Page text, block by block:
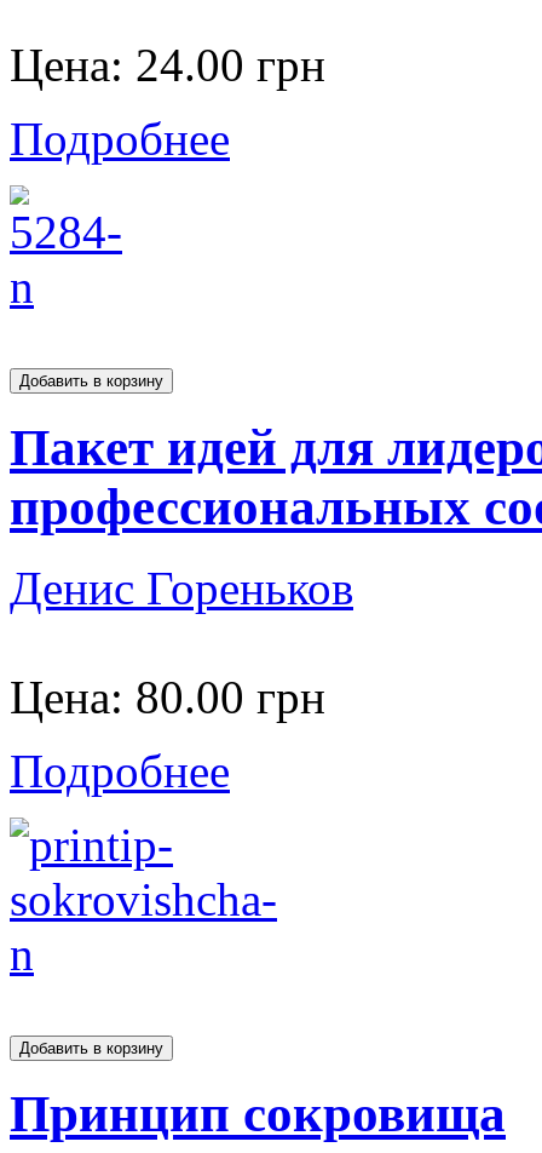
Цена: 24.00 грн
Подробнее
Пакет идей для
профессиональных
Денис Гореньков
Цена: 80.00 грн
Подробнее
Принцип сокровища